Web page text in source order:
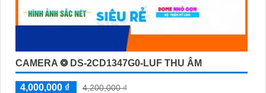
CAMERA ❂ DS-2CD1347G0-LUF THU ÂM
4,000,000 ₫
4,200,000 ₫